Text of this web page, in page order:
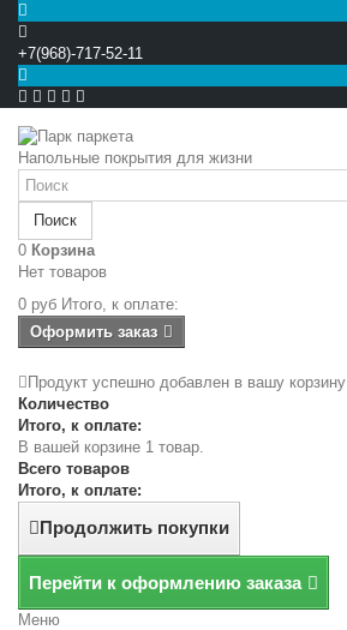
+7(968)-717-52-11
 
Напольные покрытия для жизни
Поиск
0 Корзина
Нет товаров
0 руб Итого, к оплате:
Оформить заказ
Продукт успешно добавлен в вашу корзину
Количество
Итого, к оплате:
В вашей корзине 1 товар.
Всего товаров
Итого, к оплате:
Продолжить покупки
Перейти к оформлению заказа
Меню